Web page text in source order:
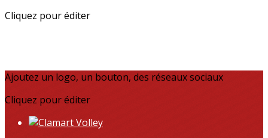
Cliquez pour éditer
Ajoutez un logo, un bouton, des réseaux sociaux
Cliquez pour éditer